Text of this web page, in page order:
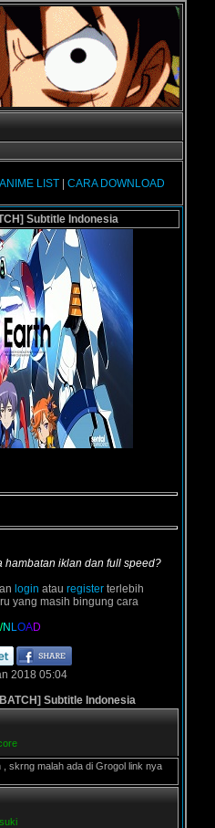
LIST| CARA DOWNLOAD
Subtitle Indonesia
iklan dan full speed?
login atau register terlebih
yang masih bingung cara
N LOAD
2018 05:04
Subtitle Indonesia
skrng malah ada di Grogol link nya